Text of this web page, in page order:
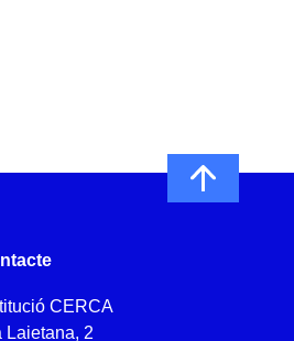
CERCA
Laietana, 2